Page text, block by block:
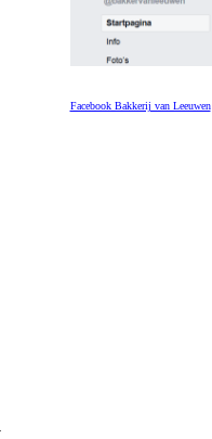
Facebook Bakkerij van Leeuwen